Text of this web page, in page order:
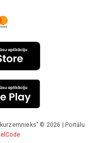
© 2026 | Portālu